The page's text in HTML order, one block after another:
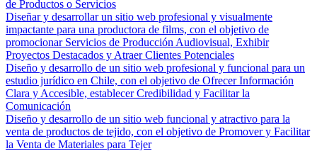
de Productos o Servicios
Diseñar y desarrollar un sitio web profesional y visualmente
impactante para una productora de films, con el objetivo de
promocionar Servicios de Producción Audiovisual, Exhibir
Proyectos Destacados y Atraer Clientes Potenciales
Diseño y desarrollo de un sitio web profesional y funcional para un
estudio jurídico en Chile, con el objetivo de Ofrecer Información
Clara y Accesible, establecer Credibilidad y Facilitar la
Comunicación
Diseño y desarrollo de un sitio web funcional y atractivo para la
venta de productos de tejido, con el objetivo de Promover y Facilitar
la Venta de Materiales para Tejer